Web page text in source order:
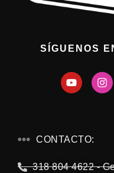
SÍGUENOS
CONTACTO:
318 804 4622 -